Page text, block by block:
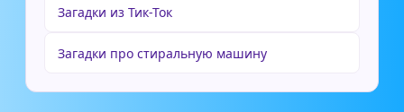
Загадки из Тик-Ток
Загадки про стиральную машину